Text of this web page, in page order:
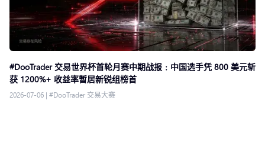
#DooTrader 交易世界杯首轮月赛中期战报﹕中国选手凭 800 美元斩
获 1200%+ 收益率暂居新锐组榜首
2026-07-06 | #DooTrader 交易大赛